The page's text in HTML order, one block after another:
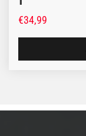
€34,99